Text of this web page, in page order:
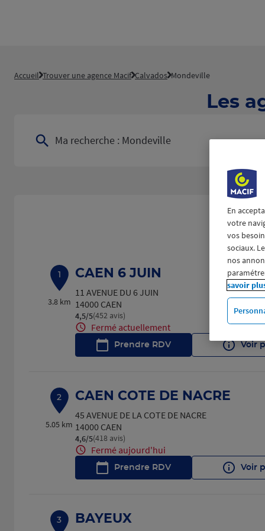
Accueil Trouver une agence Macif Calvados Mondeville
Les
Ma recherche : Mondeville
1
3.8 km
CAEN 6 JUIN
11 AVENUE DU 6 JUIN
14000 CAEN
4,5/5Note de 4.5 sur 5
(452 avis)
Fermé actuellement
Prendre RDV Voir
2
5.05 km
CAEN COTE DE NACRE
45 AVENUE DE LA COTE DE NACRE
14000 CAEN
4,6/5Note de 4.6 sur 5
(418 avis)
Fermé aujourd'hui
Prendre RDV Voir
3 BAYEUX
En
votre
vos
sociaux.
nos
savoir